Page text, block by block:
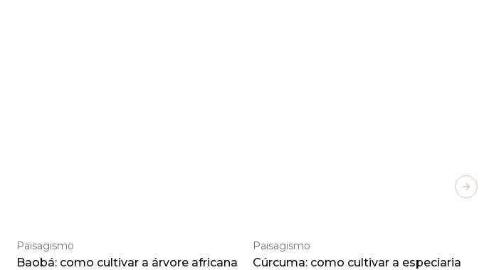
Paisagismo
Baobá: como cultivar a árvore africana
Paisagismo
Cúrcuma: como cultivar a especiaria